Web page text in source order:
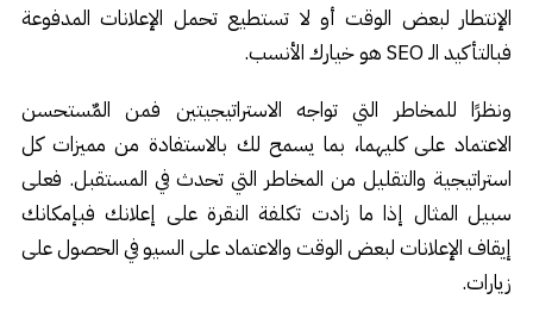
الإنتطار لبعض الوقت أو لا تستطيع تحمل الإعلانات المدفوعة
فبالتأكيد الـ SEO هو خيارك الأنسب.
ونظرًا للمخاطر التي تواجه الاستراتيجيتين فمن المٌستحسن
الاعتماد على كليهما، بما يسمح لك بالاستفادة من مميزات كل
استراتيجية والتقليل من المخاطر التي تحدث في المستقبل. فعلى
سبيل المثال إذا ما زادت تكلفة النقرة على إعلانك فبإمكانك
إيقاف الإعلانات لبعض الوقت والاعتماد على السيو في الحصول على
زيارات.